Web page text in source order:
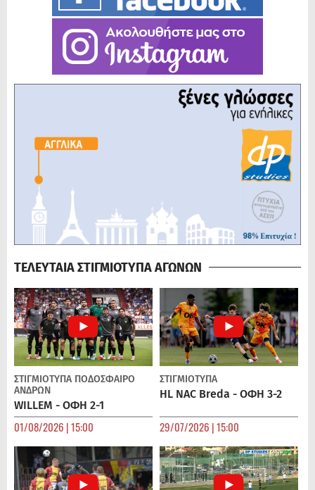
ΤΕΛΕΥΤΑΙΑ ΣΤΙΓΜΙΟΤΥΠΑ ΑΓΩΝΩΝ
ΣΤΙΓΜΙΟΤΥΠΑ ΠΟΔΌΣΦΑΙΡΟ
ΑΝΔΡΏΝ
WILLEM - ΟΦΗ 2-1
01/08/2026 | 15:00
ΣΤΙΓΜΙΟΤΥΠΑ
HL NAC Breda - ΟΦΗ 3-2
29/07/2026 | 15:00